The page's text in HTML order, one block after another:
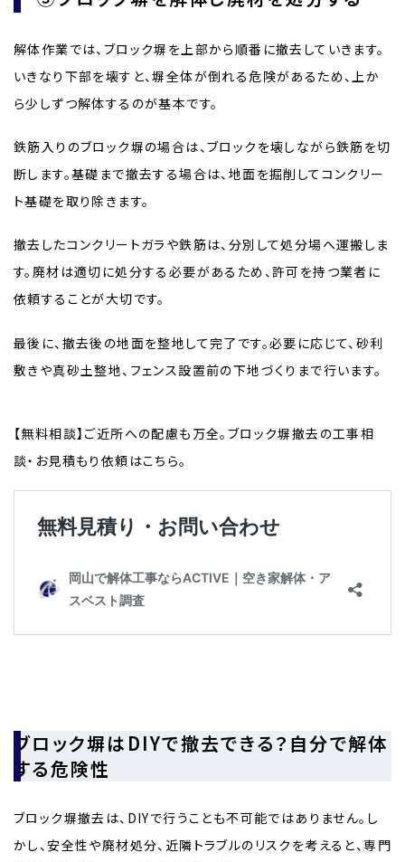
解体作業では、ブロック塀を上部から順番に撤去していきます。
いきなり下部を壊すと、塀全体が倒れる危険があるため、上か
ら少しずつ解体するのが基本です。
鉄筋入りのブロック塀の場合は、ブロックを壊しながら鉄筋を切
断します。基礎まで撤去する場合は、地面を掘削してコンクリー
ト基礎を取り除きます。
撤去したコンクリートガラや鉄筋は、分別して処分場へ運搬しま
す。廃材は適切に処分する必要があるため、許可を持つ業者に
依頼することが大切です。
最後に、撤去後の地面を整地して完了です。必要に応じて、砂利
敷きや真砂土整地、フェンス設置前の下地づくりまで行います。
【無料相談】ご近所への配慮も万全。ブロック塀撤去の工事相
談・お見積もり依頼はこちら。
ブロック塀はDIYで撤去できる？自分で解体
する危険性
ブロック塀撤去は、DIYで行うことも不可能ではありません。し
かし、安全性や廃材処分、近隣トラブルのリスクを考えると、専門